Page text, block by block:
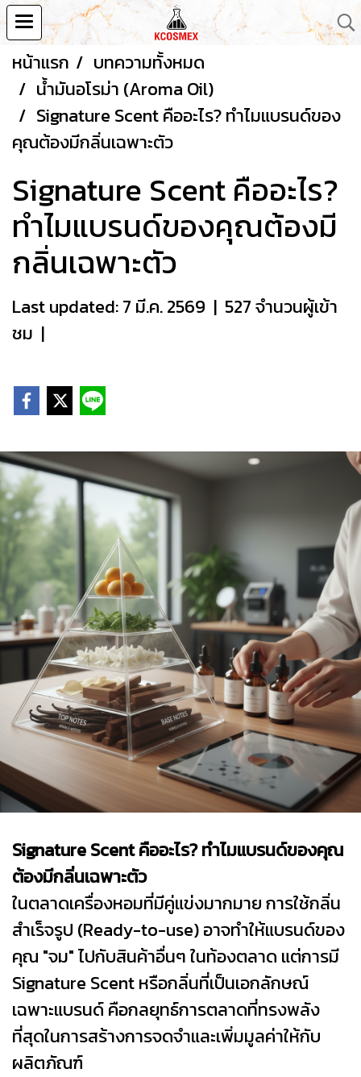
หน้าแรก
บทความทั้งหมด
น้ำมันอโรม่า (Aroma Oil)
Signature Scent คืออะไร? ทำไมแบรนด์ของ
คุณต้องมีกลิ่นเฉพาะตัว
Signature Scent คืออะไร?
ทำไมแบรนด์ของคุณต้องมี
กลิ่นเฉพาะตัว
Last updated: 7 มี.ค. 2569 | 527 จำนวนผู้เข้า
ชม |
Signature Scent คืออะไร? ทำไมแบรนด์ของคุณ
ต้องมีกลิ่นเฉพาะตัว
ในตลาดเครื่องหอมที่มีคู่แข่งมากมาย การใช้กลิ่น
สำเร็จรูป (Ready-to-use) อาจทำให้แบรนด์ของ
คุณ "จม" ไปกับสินค้าอื่นๆ ในท้องตลาด แต่การมี
Signature Scent หรือกลิ่นที่เป็นเอกลักษณ์
เฉพาะแบรนด์ คือกลยุทธ์การตลาดที่ทรงพลัง
ที่สุดในการสร้างการจดจำและเพิ่มมูลค่าให้กับ
ผลิตภัณฑ์